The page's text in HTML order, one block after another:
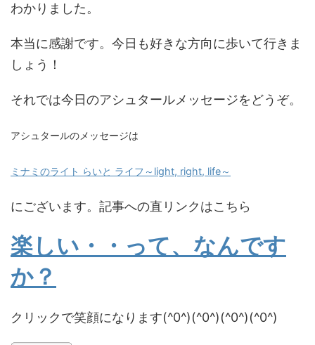
わかりました。
本当に感謝です。今日も好きな方向に歩いて行きま
しょう！
それでは今日のアシュタールメッセージをどうぞ。
アシュタールのメッセージは
ミナミのライト らいと ライフ～light, right, life～
にございます。記事への直リンクはこちら
楽しい・・って、なんです
か？
クリックで笑顔になります(^0^)(^0^)(^0^)(^0^)